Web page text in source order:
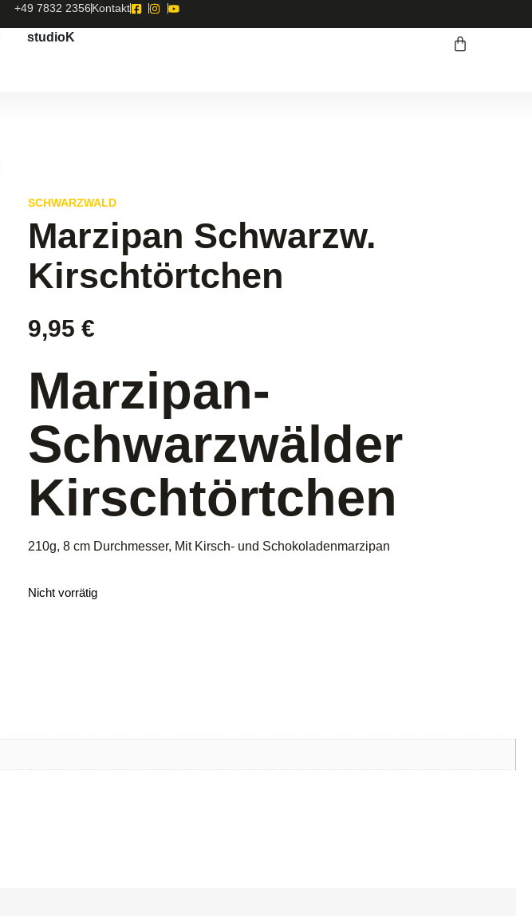
+49 7832 2356Kontakt
studioK
SCHWARZWALD
Marzipan Schwarzw.
Kirschtörtchen
9,95 €
Marzipan-
Schwarzwälder
Kirschtörtchen
210g, 8 cm Durchmesser, Mit Kirsch- und Schokoladenmarzipan
Nicht vorrätig